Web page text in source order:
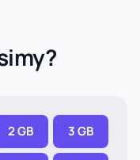
2 GB 3 GB